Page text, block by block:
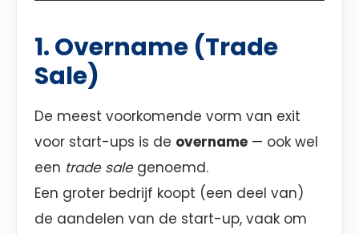
1. Overname (Trade
Sale)
De meest voorkomende vorm van exit
voor start-ups is de overname — ook wel
een trade salegenoemd.
Een groter bedrijf koopt (een deel van)
de aandelen van de start-up, vaak om